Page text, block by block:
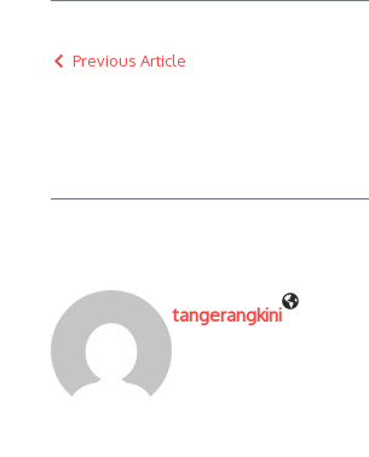
Previous Article
tangerangkini